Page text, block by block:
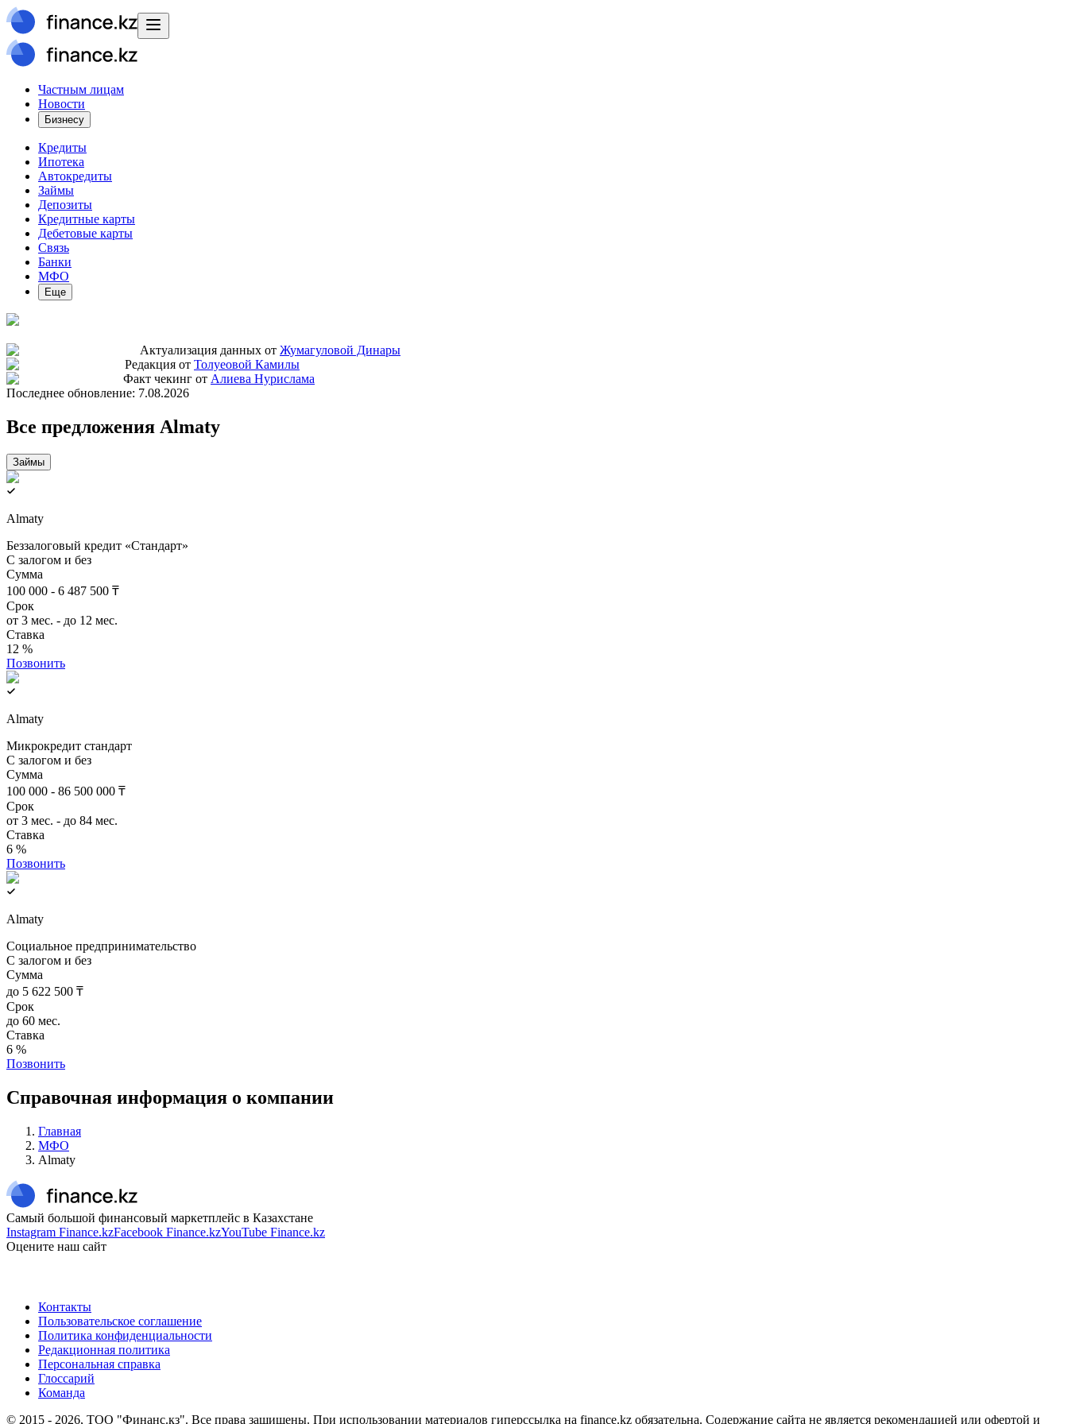
Частным лицам
Новости
Бизнесу
Кредиты
Ипотека
Автокредиты
Займы
Депозиты
Кредитные карты
Дебетовые карты
Связь
Банки
МФО
Еще
Актуализация данных от Жумагуловой Динары
Редакция от Толуеовой Камилы
Факт чекинг от Алиева Нурислама
Последнее обновление: 7.08.2026
Все предложения Almaty
Займы
Almaty
Беззалоговый кредит «Стандарт»
С залогом и без
Сумма
100 000 - 6 487 500 ₸
Срок
от 3 мес. - до 12 мес.
Ставка
12 %
Позвонить
Almaty
Микрокредит стандарт
С залогом и без
Сумма
100 000 - 86 500 000 ₸
Срок
от 3 мес. - до 84 мес.
Ставка
6 %
Позвонить
Almaty
Социальное предпринимательcтво
С залогом и без
Сумма
до 5 622 500 ₸
Срок
до 60 мес.
Ставка
6 %
Позвонить
Справочная информация о компании
Главная
МФО
Almaty
Самый большой финансовый маркетплейс в Казахстане
Instagram Finance.kzFacebook Finance.kzYouTube Finance.kz
Оцените наш сайт
Контакты
Пользовательское соглашение
Политика конфиденциальности
Редакционная политика
Персональная справка
Глоссарий
Команда
© 2015 - 2026, ТОО "Финанс.кз". Все права защищены. При использовании материалов гиперссылка на finance.kz обязательна. Содержание сайта не является рекомендацией или офертой и